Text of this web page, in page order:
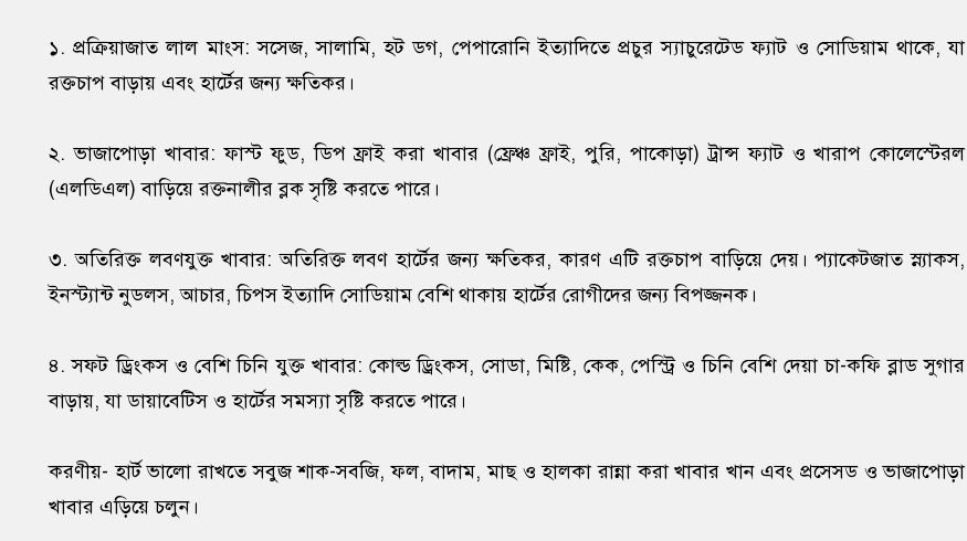
১. প্রক্রিয়াজাত লাল মাংস: সসেজ, সালামি, হট ডগ, পেপারোনি ইত্যাদিতে প্রচুর স্যাচুরেটেড ফ্যাট ও সোডিয়াম থাকে, যা
রক্তচাপ বাড়ায় এবং হার্টের জন্য ক্ষতিকর।
২. ভাজাপোড়া খাবার: ফাস্ট ফুড, ডিপ ফ্রাই করা খাবার (ফ্রেঞ্চ ফ্রাই, পুরি, পাকোড়া) ট্রান্স ফ্যাট ও খারাপ কোলেস্টেরল
(এলডিএল) বাড়িয়ে রক্তনালীর ব্লক সৃষ্টি করতে পারে।
৩. অতিরিক্ত লবণযুক্ত খাবার: অতিরিক্ত লবণ হার্টের জন্য ক্ষতিকর, কারণ এটি রক্তচাপ বাড়িয়ে দেয়। প্যাকেটজাত স্ন্যাকস,
ইনস্ট্যান্ট নুডলস, আচার, চিপস ইত্যাদি সোডিয়াম বেশি থাকায় হার্টের রোগীদের জন্য বিপজ্জনক।
৪. সফট ড্রিংকস ও বেশি চিনি যুক্ত খাবার: কোল্ড ড্রিংকস, সোডা, মিষ্টি, কেক, পেস্ট্রি ও চিনি বেশি দেয়া চা-কফি ব্লাড সুগার
বাড়ায়, যা ডায়াবেটিস ও হার্টের সমস্যা সৃষ্টি করতে পারে।
করণীয়- হার্ট ভালো রাখতে সবুজ শাক-সবজি, ফল, বাদাম, মাছ ও হালকা রান্না করা খাবার খান এবং প্রসেসড ও ভাজাপোড়া
খাবার এড়িয়ে চলুন।